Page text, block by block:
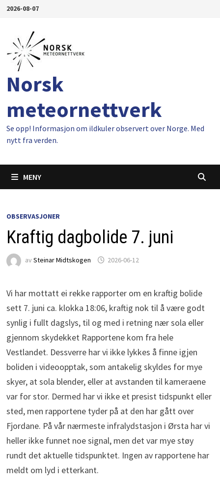
Gå2026-08-07
Norsk
meteornettverk
Se opp! Informasjon om ildkuler observert over Norge. Med
nytt fra verden.
MENY
OBSERVASJONER
Kraftig dagbolide 7. juni
av Steinar Midtskogen 2026-06-12
Vi har mottatt ei rekke rapporter om en kraftig bolide
sett 7. juni ca. klokka 18:06, kraftig nok til å være godt
synlig i fullt dagslys, til og med i retning nær sola eller
gjennom skydekket Rapportene kom fra hele
Vestlandet. Dessverre har vi ikke lykkes å finne igjen
boliden i videoopptak, som antakelig skyldes for mye
skyer, at sola blender, eller at avstanden til kameraene
var for stor. Dermed har vi ikke et presist tidspunkt eller
sted, men rapportene tyder på at den har gått over
Fjordane. På vår nærmeste infralydstasjon i Ørsta har vi
heller ikke funnet noe signal, men det var mye støy
rundt det aktuelle tidspunktet. Ingen av rapportene har
meldt om lyd i etterkant.